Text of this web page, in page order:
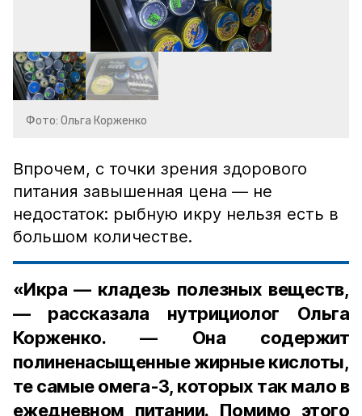
Фото: Ольга Корженко
Впрочем, с точки зрения здорового
питания завышенная цена — не
недостаток: рыбную икру нельзя есть в
большом количестве.
«Икра — кладезь полезных веществ,
— рассказала нутрициолог Ольга
Корженко. — Она содержит
полиненасыщенные жирные кислоты,
те самые омега-3, которых так мало в
ежедневном питании. Помимо этого